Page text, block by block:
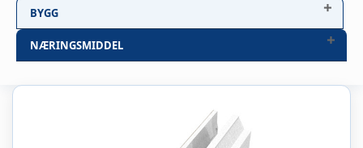
BYGG
NÆRINGSMIDDEL